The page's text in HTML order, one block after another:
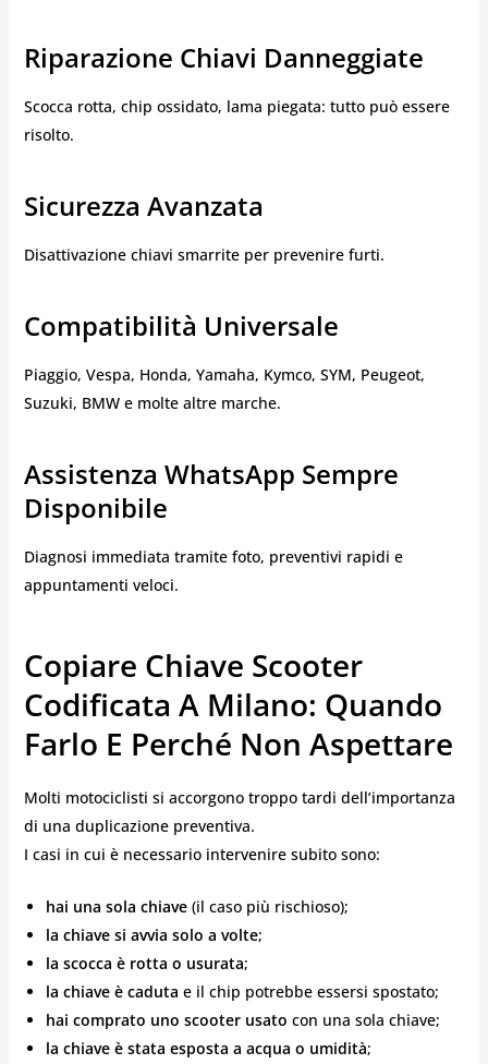
Riparazione Chiavi Danneggiate
Scocca rotta, chip ossidato, lama piegata: tutto può essere
risolto.
Sicurezza Avanzata
Disattivazione chiavi smarrite per prevenire furti.
Compatibilità Universale
Piaggio, Vespa, Honda, Yamaha, Kymco, SYM, Peugeot,
Suzuki, BMW e molte altre marche.
Assistenza WhatsApp Sempre
Disponibile
Diagnosi immediata tramite foto, preventivi rapidi e
appuntamenti veloci.
Copiare Chiave Scooter
Codificata A Milano: Quando
Farlo E Perché Non Aspettare
Molti motociclisti si accorgono troppo tardi dell’importanza
di una duplicazione preventiva.
I casi in cui è necessario intervenire subito sono:
hai una sola chiave(il caso più rischioso);
la chiave si avvia solo a volte;
la scocca è rotta o usurata;
la chiave è caduta e il chip potrebbe essersi spostato;
hai comprato uno scooter usato con una sola chiave;
la chiave è stata esposta a acqua o umidità;